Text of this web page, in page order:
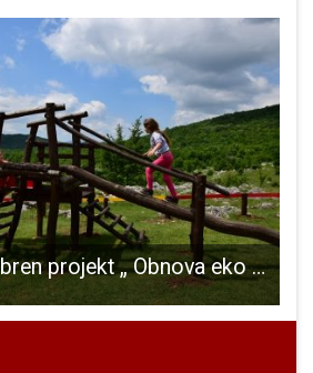
Grabovači odobren projekt „ Obnova eko dječjeg igrališta“